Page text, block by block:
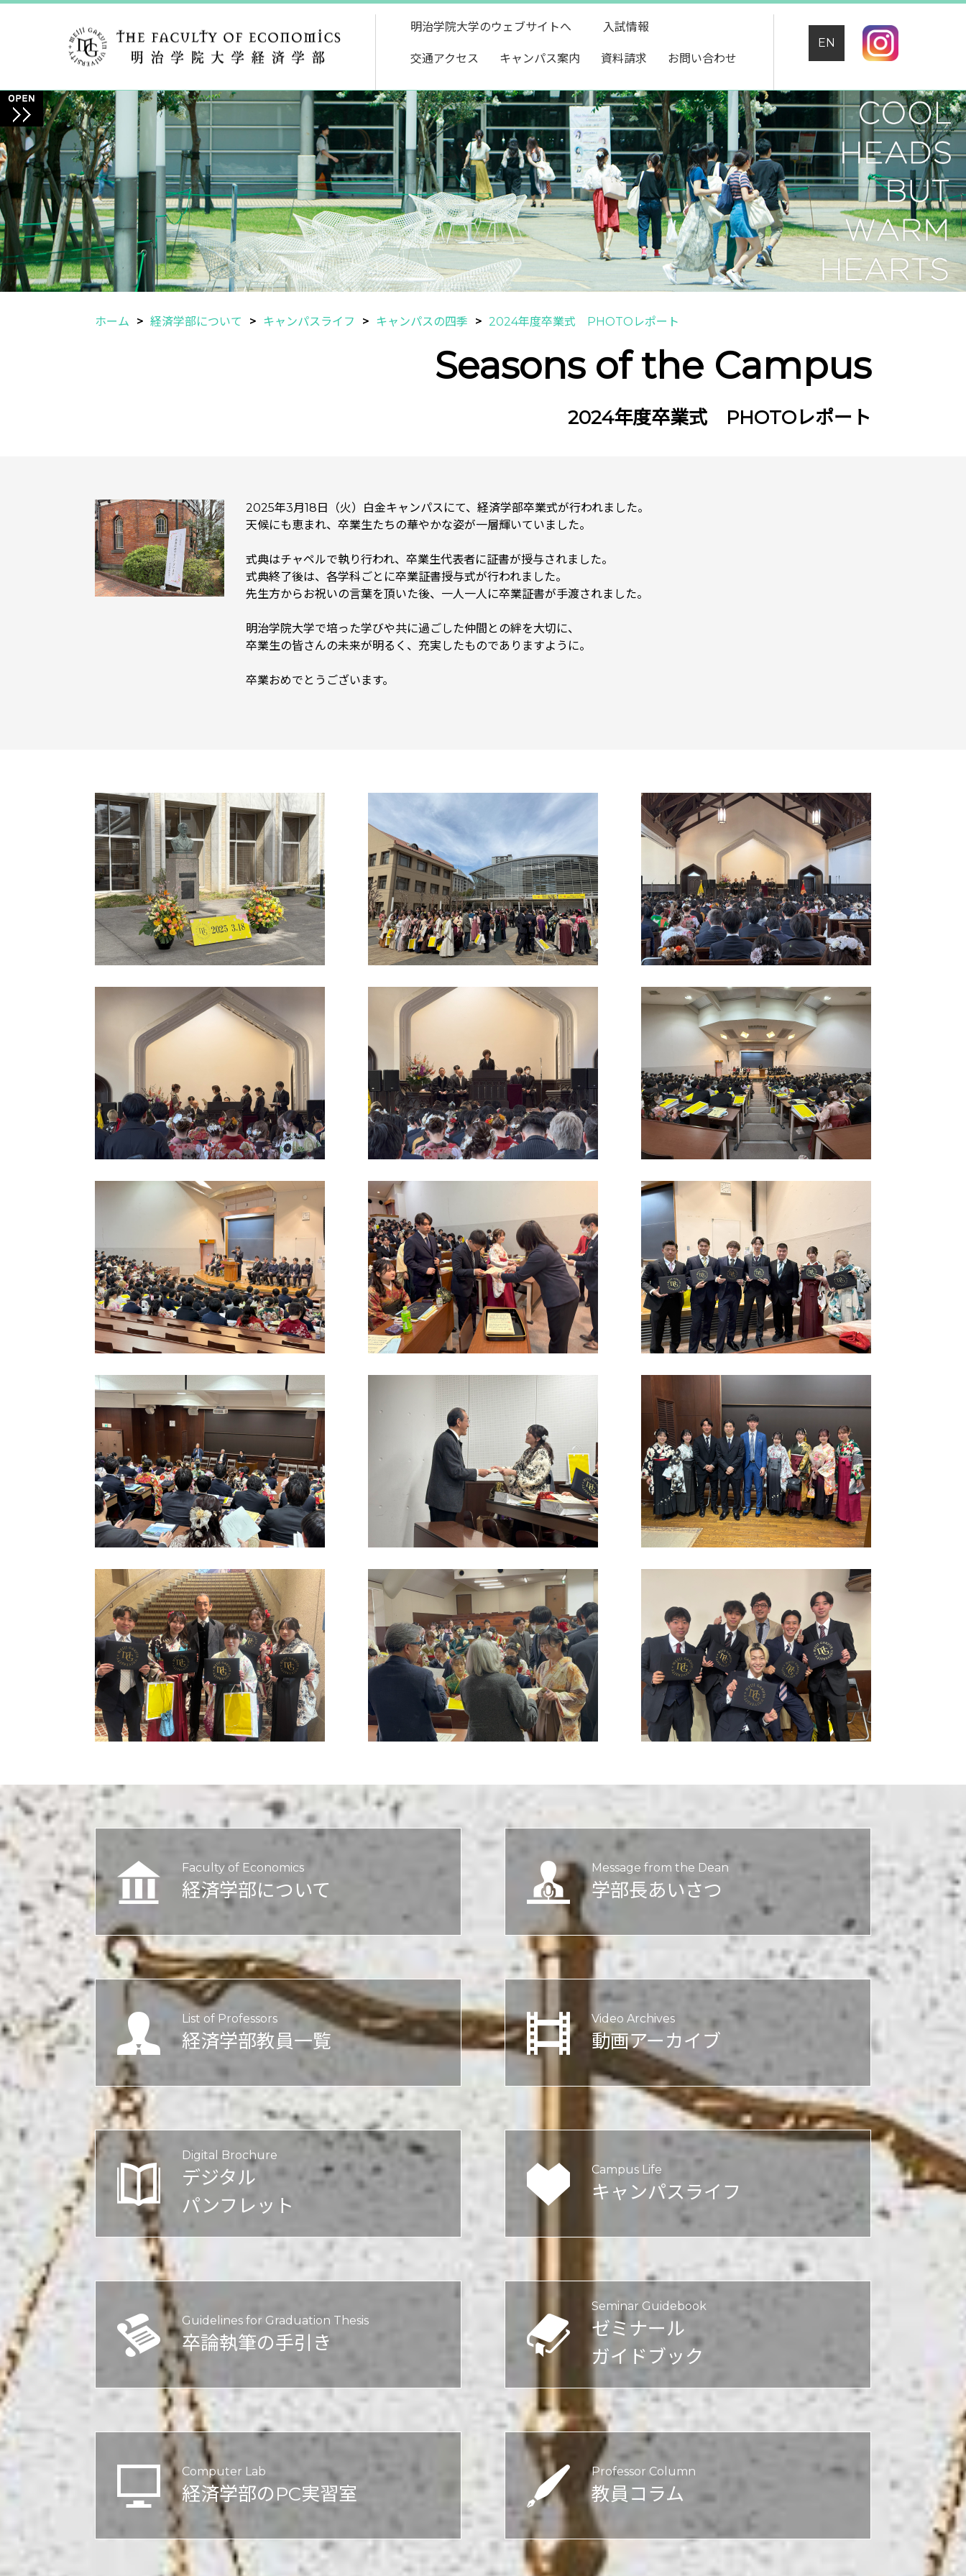
明治学院大学のウェブサイトへ 入試情報
交通アクセス キャンパス案内 資料請求 お問い合わせ
EN
ホーム 経済学部について キャンパスライフ キャンパスの四季 2024年度卒業式 PHOTOレポート
Seasons of the Campus
2024年度卒業式 PHOTOレポート
2025年3月18日（火）白金キャンパスにて、経済学部卒業式が行われました。
天候にも恵まれ、卒業生たちの華やかな姿が一層輝いていました。
式典はチャペルで執り行われ、卒業生代表者に証書が授与されました。
式典終了後は、各学科ごとに卒業証書授与式が行われました。
先生方からお祝いの言葉を頂いた後、一人一人に卒業証書が手渡されました。
明治学院大学で培った学びや共に過ごした仲間との絆を大切に、
卒業生の皆さんの未来が明るく、充実したものでありますように。
卒業おめでとうございます。
Faculty of Economics
経済学部について
Message from the Dean
学部長あいさつ
List of Professors
経済学部教員一覧
Video Archives
動画アーカイブ
Digital Brochure
デジタル
パンフレット
Campus Life
キャンパスライフ
Guidelines for Graduation Thesis
卒論執筆の手引き
Seminar Guidebook
ゼミナール
ガイドブック
Computer Lab
経済学部のPC実習室
Professor Column
教員コラム